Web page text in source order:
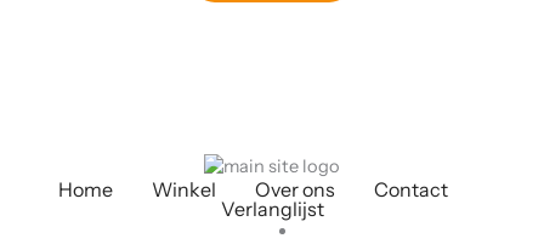
Home Winkel Over ons
Contact
Verlanglijst